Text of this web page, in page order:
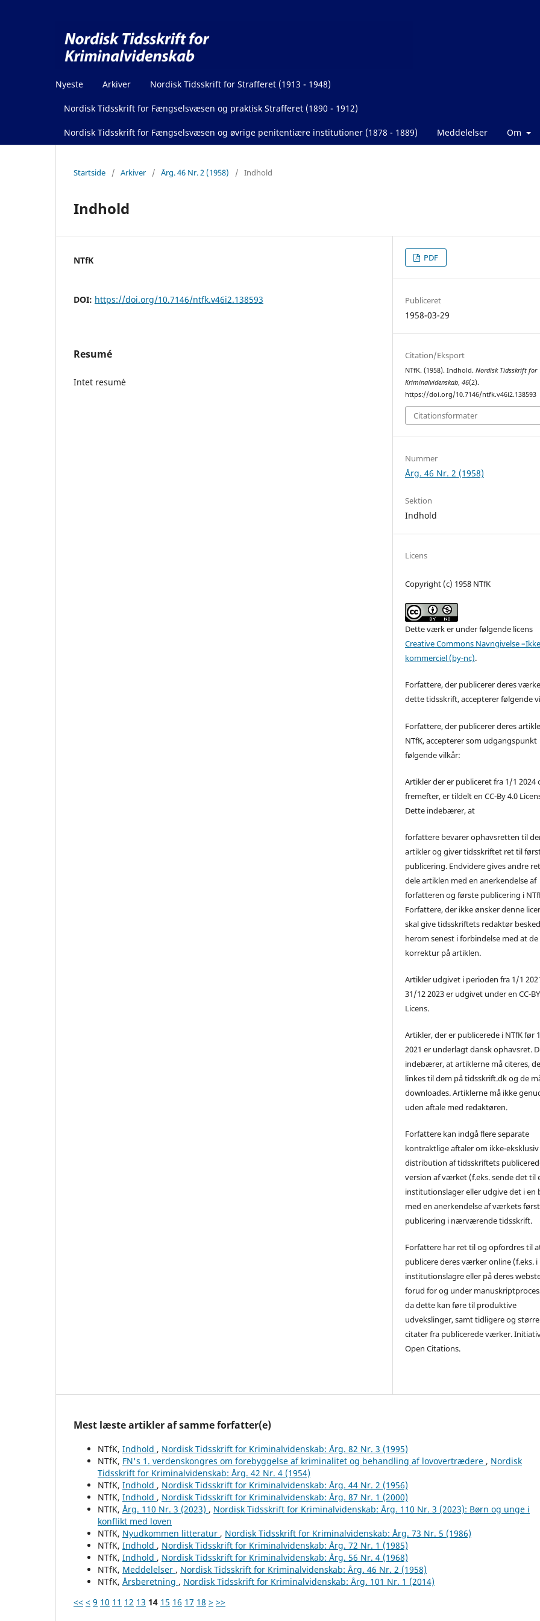
Nyeste Arkiver Nordisk Tidsskrift for Strafferet (1913 - 1948)
Nordisk Tidsskrift for Fængselsvæsen og praktisk Strafferet (1890 - 1912)
Nordisk Tidsskrift for Fængselsvæsen og øvrige penitentiære institutioner (1878 - 1889) Meddelelser Om
Startside / Arkiver / Årg. 46 Nr. 2 (1958) / Indhold
Indhold
NTfK
DOI: https://doi.org/10.7146/ntfk.v46i2.138593
Resumé
Intet resum´e
PDF
Publiceret
1958-03-29
Citation/Eksport
NTfK. (1958). Indhold.Nordisk Tidsskrift for
Kriminalvidenskab,46(2).
https://doi.org/10.7146/ntfk.v46i2.138593
Citationsformater
Nummer
Årg. 46 Nr. 2 (1958)
Sektion
Indhold
Licens
Copyright (c) 1958 NTfK
Dette værk er under følgende licens
Creative Commons Navngivelse
kommerciel (by-nc).
Forfattere, der publicerer deres
dette tidsskrift, accepterer følgende
Forfattere, der publicerer deres
NTfK, accepterer som udgangspunkt
følgende vilkår:
Artikler der er publiceret fra 1/1 2024
fremefter, er tildelt en CC-By 4.0
Dette indebærer, at
forfattere bevarer ophavsretten til
artikler og giver tidsskriftet ret til
publicering. Endvidere gives andre
dele artiklen med en anerkendelse af
forfatteren og første publicering i
Forfattere, der ikke ønsker denne
skal give tidsskriftets redaktør besked
herom senest i forbindelse med at
korrektur på artiklen.
Artikler udgivet i perioden fra 1/1
31/12 2023 er udgivet under en CC-
Licens.
Artikler, der er publicerede i NTfK før
2021 er underlagt dansk ophavsret.
indebærer, at artiklerne må citeres,
linkes til dem på tidsskrift.dk og de
downloades. Artiklerne må ikke
uden aftale med redaktøren.
Forfattere kan indgå flere separate
kontraktlige aftaler om ikke-eksklusiv
distribution af tidsskriftets
version af værket (f.eks. sende det til
institutionslager eller udgive det i en
med en anerkendelse af værkets
publicering i nærværende tidsskrift.
Forfattere har ret til og opfordres til
publicere deres værker online (f.eks. i
institutionslagre eller på deres
forud for og under
da dette kan føre til produktive
udvekslinger, samt tidligere og større
citater fra publicerede værker.
Open Citations.
Mest læste artikler af samme forfatter(e)
NTfK, Indhold , Nordisk Tidsskrift for Kriminalvidenskab: Årg. 82 Nr. 3 (1995)
NTfK, FN's 1. verdenskongres om forebyggelse af kriminalitet og behandling af lovovertrædere , Nordisk
Tidsskrift for Kriminalvidenskab: Årg. 42 Nr. 4 (1954)
NTfK, Indhold , Nordisk Tidsskrift for Kriminalvidenskab: Årg. 44 Nr. 2 (1956)
NTfK, Indhold , Nordisk Tidsskrift for Kriminalvidenskab: Årg. 87 Nr. 1 (2000)
NTfK, Årg. 110 Nr. 3 (2023) , Nordisk Tidsskrift for Kriminalvidenskab: Årg. 110 Nr. 3 (2023): Børn og unge i
konflikt med loven
NTfK, Nyudkommen litteratur , Nordisk Tidsskrift for Kriminalvidenskab: Årg. 73 Nr. 5 (1986)
NTfK, Indhold , Nordisk Tidsskrift for Kriminalvidenskab: Årg. 72 Nr. 1 (1985)
NTfK, Indhold , Nordisk Tidsskrift for Kriminalvidenskab: Årg. 56 Nr. 4 (1968)
NTfK, Meddelelser , Nordisk Tidsskrift for Kriminalvidenskab: Årg. 46 Nr. 2 (1958)
NTfK, Årsberetning , Nordisk Tidsskrift for Kriminalvidenskab: Årg. 101 Nr. 1 (2014)
<< < 9 10 11 12 13 14 15 16 17 18 > >>